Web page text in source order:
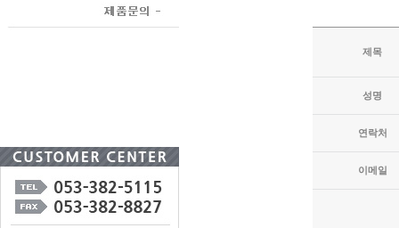
제목
성명
연락처
이메일